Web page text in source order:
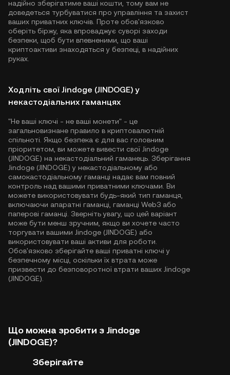
надійно зберігатиме ваші кошти, тому вам не
доведеться турбуватися про управління та захист
ваших приватних ключів. Проте обов'язково
оберіть біржу, яка впроваджує суворі заходи
безпеки, щоб бути впевненими, що ваші
криптоактиви знаходяться у безпеці, в надійних
руках.
Ходліть свої Jindoge (JINDOGE) у
некастодіальних гаманцях
"Не ваші ключі - не ваші монети" - це
загальновизнане правило в криптовалютній
спільноті. Якщо безпека є для вас головним
пріоритетом, ви можете вивести свої Jindoge
(JINDOGE) на некастодіальний гаманець. Зберігання
Jindoge (JINDOGE) у некастодіальному або
самокастодіальному гаманці надає вам повний
контроль над вашими приватними ключами. Ви
можете використовувати будь-який тип гаманця,
включаючи апаратні гаманці, гаманці Web3 або
паперові гаманці. Зверніть увагу, що цей варіант
може бути менш зручним, якщо ви хочете часто
торгувати вашими Jindoge (JINDOGE) або
використовувати ваші активи для роботи.
Обов'язково зберігайте ваші приватні ключі у
безпечному місці, оскільки їх втрата може
призвести до безповоротної втрати ваших Jindoge
(JINDOGE).
Що можна зробити з Jindoge
(JINDOGE)?
Зберігайте